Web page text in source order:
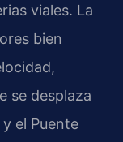
viales. La
bien
se desplaza
el Puente